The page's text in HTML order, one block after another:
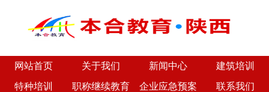
网站首页 关于我们 新闻中心
建筑培训
特种培训
职称继续教育 企业应急预案 联系我们